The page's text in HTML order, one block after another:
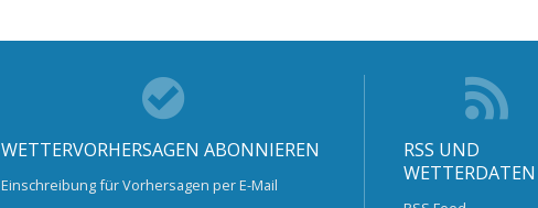
WETTERVORHERSAGEN ABONNIEREN
Einschreibung für Vorhersagen per E-Mail
RSS UND
WETTERDATEN